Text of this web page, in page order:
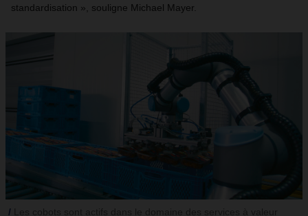
standardisation », souligne Michael Mayer.